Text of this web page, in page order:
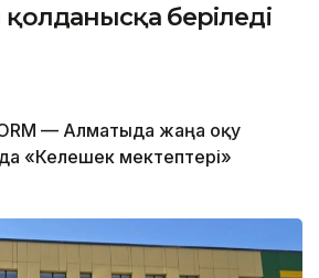
беріледі
— Алматыда жаңа оқу
«Келешек мектептері»